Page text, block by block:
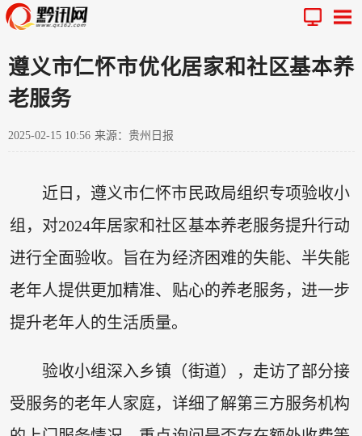
遵义市仁怀市优化居家和社区基本养
老服务
2025-02-15 10:56 来源：贵州日报
近日，遵义市仁怀市民政局组织专项验收小
组，对2024年居家和社区基本养老服务提升行动
进行全面验收。旨在为经济困难的失能、半失能
老年人提供更加精准、贴心的养老服务，进一步
提升老年人的生活质量。
验收小组深入乡镇（街道），走访了部分接
受服务的老年人家庭，详细了解第三方服务机构